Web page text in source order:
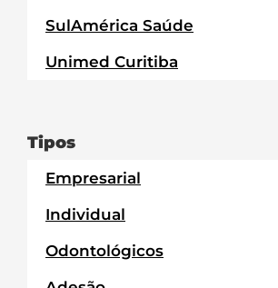
SulAmérica Saúde
Unimed Curitiba
Tipos
Empresarial
Individual
Odontológicos